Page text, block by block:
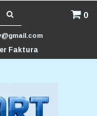
0
Faktura